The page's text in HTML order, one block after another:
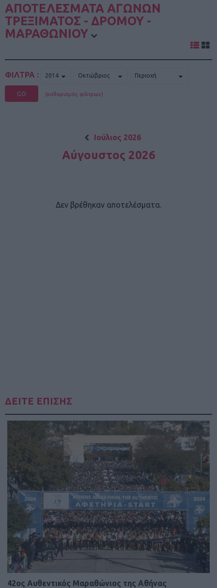
ΑΠΟΤΕΛΕΣΜΑΤΑ ΑΓΩΝΩΝ
ΤΡΕΞΙΜΑΤΟΣ - ΔΡΟΜΟΥ -
ΜΑΡΑΘΩΝΙΟΥ
ΦΙΛΤΡΑ :
GO (καθαρισμός φίλτρων)
Ιούλιος 2026
Αύγουστος 2026
Δεν βρέθηκαν αποτελέσματα.
ΔΕΙΤΕ ΕΠΙΣΗΣ
42ος Αυθεντικός Μαραθώνιος της Αθήνας